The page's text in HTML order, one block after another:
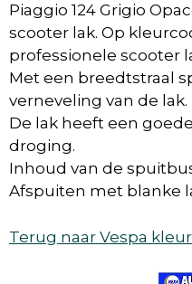
Piaggio 124 Grigio
scooter lak. Op
professionele scooter
Met een breedtstraal
verneveling van de lak.
De lak heeft een
droging.
Inhoud van de
Afspuiten met blanke
Terug naar Vespa